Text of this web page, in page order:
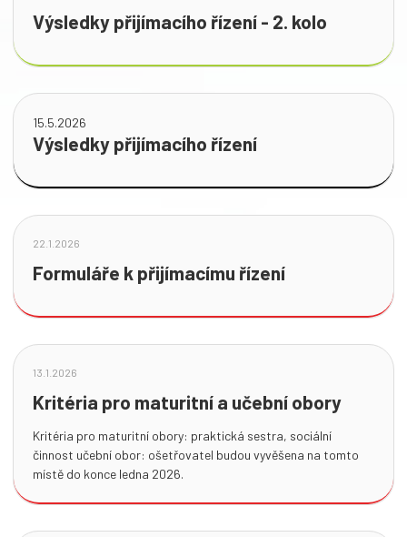
Výsledky přijímacího řízení - 2. kolo
15.5.2026
Výsledky přijímacího řízení
22.1.2026
Formuláře k přijímacímu řízení
13.1.2026
Kritéria pro maturitní a učební obory
Kritéria pro maturitní obory: praktická sestra, sociální
činnost učební obor: ošetřovatel budou vyvěšena na tomto
místě do konce ledna 2026.